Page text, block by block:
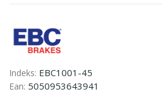
Indeks: EBC1001-45
Ean: 5050953643941